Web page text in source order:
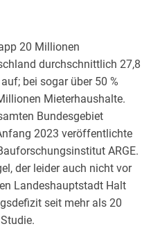
20 Millionen
durchschnittlich 27,8
bei sogar über 50 %
Mieterhaushalte.
Bundesgebiet
2023 veröffentlichte
ARGE.
der leider auch nicht vor
Landeshauptstadt Halt
seit mehr als 20